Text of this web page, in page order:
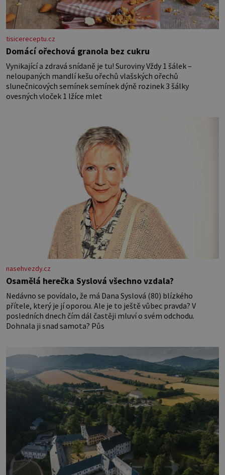
tisicereceptu.cz
Domácí ořechová granola bez cukru
Vynikající a zdravá snídaně je tu! Suroviny Vždy 1 šálek –
neloupaných mandlí kešu ořechů vlašských ořechů
slunečnicových semínek semínek dýně rozinek 3 šálky
ovesných vloček 1 lžíce mlet
nasehvezdy.cz
Osamělá herečka Syslová všechno vzdala?
Nedávno se povídalo, že má Dana Syslová (80) blízkého
přítele, který je jí oporou. Ale je to ještě vůbec pravda? V
posledních dnech čím dál častěji mluví o svém odchodu.
Dohnala ji snad samota? Půs